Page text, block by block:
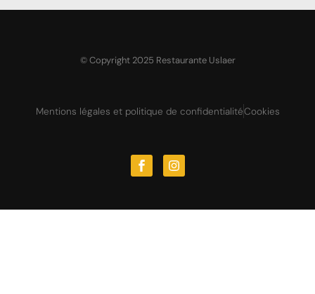
© Copyright 2025 Restaurante Uslaer
Mentions légales et politique de confidentialitéCookies